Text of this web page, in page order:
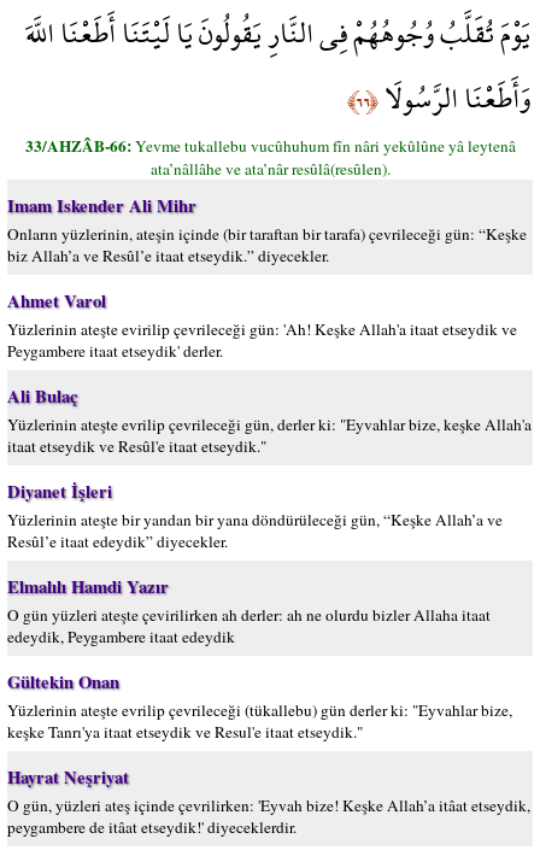
يَوْمَ تُقَلَّبُ وُجُوهُهُمْ فِي النَّارِ يَقُولُونَ يَا لَيْتَنَا أَطَعْنَا اللَّهَ
وَأَطَعْنَا الرَّسُولَا﴿٦٦﴾
33/AHZÂB-66:Yevme tukallebu vucûhuhum fîn nâri yekûlûne yâ leytenâ
ata’nâllâhe ve ata’nâr resûlâ(resûlen).
Imam Iskender Ali Mihr
Onların yüzlerinin, ateşin içinde (bir taraftan bir tarafa) çevrileceği gün: “Keşke
biz Allah’a ve Resûl’e itaat etseydik.” diyecekler.
Ahmet Varol
Yüzlerinin ateşte evirilip çevrileceği gün: 'Ah! Keşke Allah'a itaat etseydik ve
Peygambere itaat etseydik' derler.
Ali Bulaç
Yüzlerinin ateşte evrilip çevrileceği gün, derler ki: "Eyvahlar bize, keşke Allah'a
itaat etseydik ve Resûl'e itaat etseydik."
Diyanet İşleri
Yüzlerinin ateşte bir yandan bir yana döndürüleceği gün, “Keşke Allah’a ve
Resûl’e itaat edeydik” diyecekler.
Elmalılı Hamdi Yazır
O gün yüzleri ateşte çevirilirken ah derler: ah ne olurdu bizler Allaha itaat
edeydik, Peygambere itaat edeydik
Gültekin Onan
Yüzlerinin ateşte evrilip çevrileceği (tükallebu) gün derler ki: "Eyvahlar bize,
keşke Tanrı'ya itaat etseydik ve Resul'e itaat etseydik."
Hayrat Neşriyat
O gün, yüzleri ateş içinde çevrilirken: 'Eyvah bize! Keşke Allah’a itâat etseydik,
peygambere de itâat etseydik!' diyeceklerdir.